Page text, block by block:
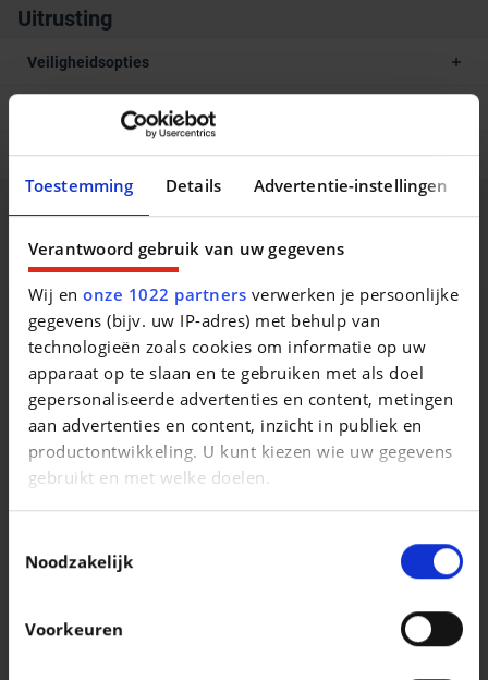
Toestemming Details Advertentie-instellingen
Verantwoord gebruik van uw gegevens
Wij enonze 1022 partners verwerken je persoonlijke
gegevens (bijv. uw IP-adres) met behulp van
technologieën zoals cookies om informatie op uw
apparaat op te slaan en te gebruiken met als doel
gepersonaliseerde advertenties en content, metingen
aan advertenties en content, inzicht in publiek en
productontwikkeling. U kunt kiezen wie uw gegevens
gebruikt en met welke doelen.
Informatie verzamelen over uw geografische
locatie, die tot een paar meter nauwkeurig kan zijn
Uw apparaat identificeren door het actief te
scannen op specifieke eigenschappen
Noodzakelijk
Voorkeuren
Uitrusting
Veiligheidsopties
Multimedia opties
Comfort en uitrusting
Beschrijving van het voertuig occasie
Vergelijkbare voertuigen
VOLKSWAGEN T-ROC
21.290 EUR
63.108 km
VOLKSWAGEN T-ROC
10 km